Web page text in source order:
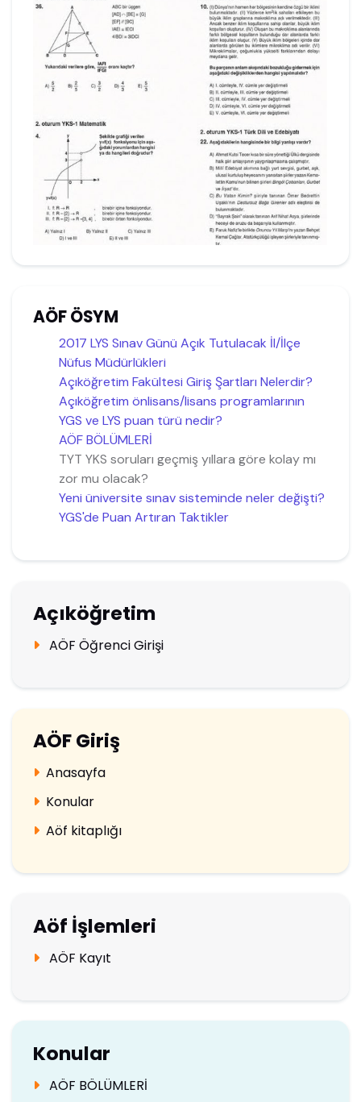
AÖF ÖSYM
2017 LYS Sınav Günü Açık Tutulacak İl/İlçe
Nüfus Müdürlükleri
Açıköğretim Fakültesi Giriş Şartları Nelerdir?
Açıköğretim önlisans/lisans programlarının
YGS ve LYS puan türü nedir?
AÖF BÖLÜMLERİ
TYT YKS soruları geçmiş yıllara göre kolay mı
zor mu olacak?
Yeni üniversite sınav sisteminde neler değişti?
YGS'de Puan Artıran Taktikler
Açıköğretim
AÖF Öğrenci Girişi
AÖF Giriş
Anasayfa
Konular
Aöf kitaplığı
Aöf İşlemleri
AÖF Kayıt
Konular
AÖF BÖLÜMLERİ